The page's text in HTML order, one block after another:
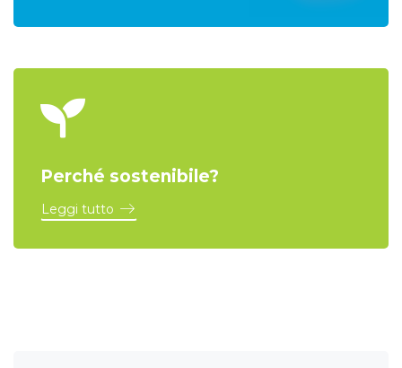
Perché sostenibile?
Leggi tutto